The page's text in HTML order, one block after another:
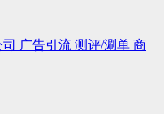
广告引流 测评/涮单 商